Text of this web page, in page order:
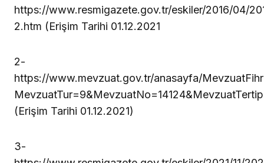
https://www.resmigazete.gov.tr/eskiler/2016/04/
2.htm (Erişim Tarihi 01.12.2021
2-
https://www.mevzuat.gov.tr/anasayfa/
(Erişim Tarihi 01.12.2021)
3-